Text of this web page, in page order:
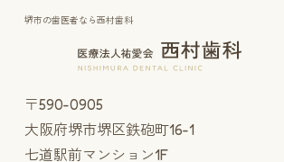
堺市の歯医者なら西村歯科
〒590-0905
大阪府堺市堺区鉄砲町16-1
七道駅前マンション1F